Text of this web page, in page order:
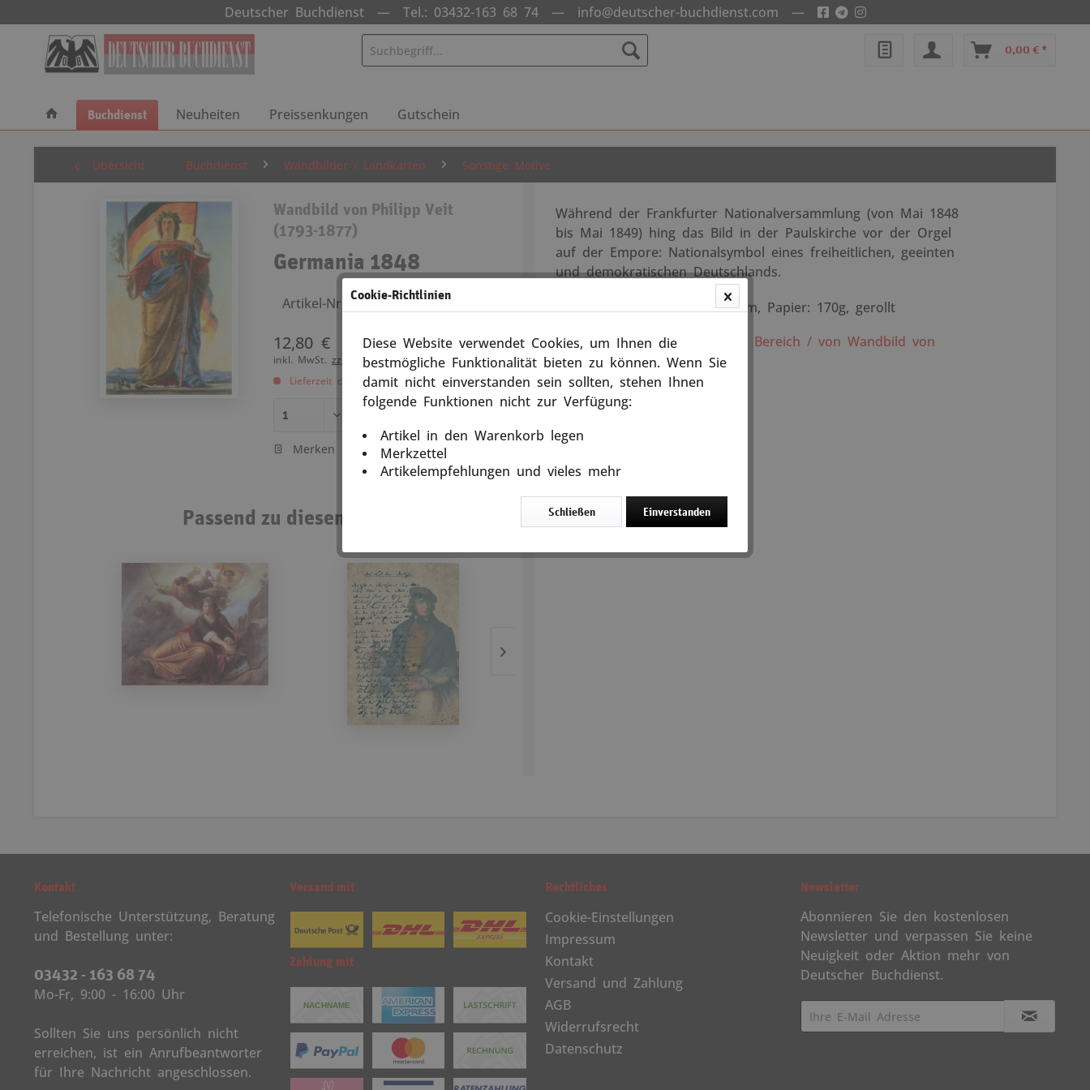
Deutscher Buchdienst — Tel.: 03432-163 68 74— info@deutscher-buchdienst.com —
0,00 € *
Buchdienst Neuheiten Preissenkungen Gutschein
Übersicht Buchdienst Wandbilder / Landkarten Sonstige Motive
Wandbild von Philipp Veit
(1793-1877)
Germania 1848
Artikel-Nr.: 50117
12,80 €
inkl. MwSt. zzgl. Versandkosten
Lieferzeit ca. 5 Tage
In den
Merken
Passend zu diesem Artikel
Während der Frankfurter Nationalversammlung (von Mai 1848
bis Mai 1849) hing das Bild in der Paulskirche vor der Orgel
auf der Empore: Nationalsymbol eines freiheitlichen, geeinten
und demokratischen Deutschlands.
Druck im Format 29,7 x 42 cm, Papier: 170g, gerollt
Weitere Produkte aus dem Bereich / von Wandbild von
Philipp Veit (1793-1877)
Kontakt
Telefonische Unterstützung, Beratung
und Bestellung unter:
03432 - 163 68 74
Mo-Fr, 9:00 - 16:00 Uhr
Sollten Sie uns persönlich nicht
erreichen, ist ein Anrufbeantworter
für Ihre Nachricht angeschlossen.
Versand mit
Zahlung mit
Rechtliches
Cookie-Einstellungen
Impressum
Kontakt
Versand und Zahlung
AGB
Widerrufsrecht
Datenschutz
Newsletter
Abonnieren Sie den kostenlosen
Newsletter und verpassen Sie keine
Neuigkeit oder Aktion mehr von
Deutscher Buchdienst.
Cookie-Richtlinien
Diese Website verwendet Cookies, um Ihnen die
bestmögliche Funktionalität bieten zu können. Wenn Sie
damit nicht einverstanden sein sollten, stehen Ihnen
folgende Funktionen nicht zur Verfügung:
Artikel in den Warenkorb legen
Merkzettel
Artikelempfehlungen und vieles mehr
Einverstanden
Schließen